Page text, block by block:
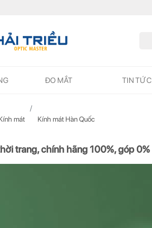
ĐO MẮT TIN TỨC
mát Kính mát Hàn Quốc
trang, chính hãng 100%, góp 0%